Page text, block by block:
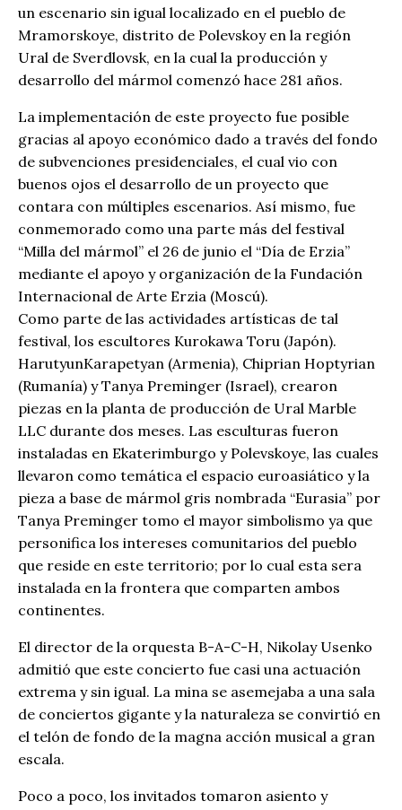
un escenario sin igual localizado en el pueblo de
Mramorskoye, distrito de Polevskoy en la región
Ural de Sverdlovsk, en la cual la producción y
desarrollo del mármol comenzó hace 281 años.
La implementación de este proyecto fue posible
gracias al apoyo económico dado a través del fondo
de subvenciones presidenciales, el cual vio con
buenos ojos el desarrollo de un proyecto que
contara con múltiples escenarios. Así mismo, fue
conmemorado como una parte más del festival
“Milla del mármol” el 26 de junio el “Día de Erzia”
mediante el apoyo y organización de la Fundación
Internacional de Arte Erzia (Moscú).
Como parte de las actividades artísticas de tal
festival, los escultores Kurokawa Toru (Japón).
HarutyunKarapetyan (Armenia), Chiprian Hoptyrian
(Rumanía) y Tanya Preminger (Israel), crearon
piezas en la planta de producción de Ural Marble
LLC durante dos meses. Las esculturas fueron
instaladas en Ekaterimburgo y Polevskoye, las cuales
llevaron como temática el espacio euroasiático y la
pieza a base de mármol gris nombrada “Eurasia” por
Tanya Preminger tomo el mayor simbolismo ya que
personifica los intereses comunitarios del pueblo
que reside en este territorio; por lo cual esta sera
instalada en la frontera que comparten ambos
continentes.
El director de la orquesta B-A-C-H, Nikolay Usenko
admitió que este concierto fue casi una actuación
extrema y sin igual. La mina se asemejaba a una sala
de conciertos gigante y la naturaleza se convirtió en
el telón de fondo de la magna acción musical a gran
escala.
Poco a poco, los invitados tomaron asiento y